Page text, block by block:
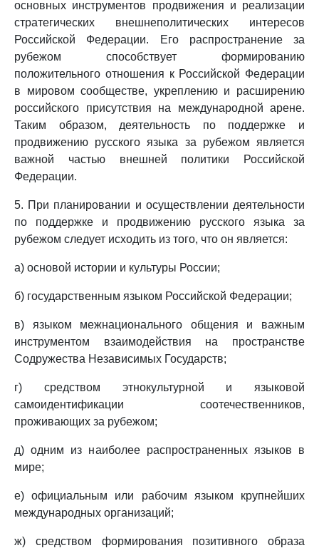
основных инструментов продвижения и реализации
стратегических внешнеполитических интересов
Российской Федерации. Его распространение за
рубежом способствует формированию
положительного отношения к Российской Федерации
в мировом сообществе, укреплению и расширению
российского присутствия на международной арене.
Таким образом, деятельность по поддержке и
продвижению русского языка за рубежом является
важной частью внешней политики Российской
Федерации.
5. При планировании и осуществлении деятельности
по поддержке и продвижению русского языка за
рубежом следует исходить из того, что он является:
а) основой истории и культуры России;
б) государственным языком Российской Федерации;
в) языком межнационального общения и важным
инструментом взаимодействия на пространстве
Содружества Независимых Государств;
г) средством этнокультурной и языковой
самоидентификации соотечественников,
проживающих за рубежом;
д) одним из наиболее распространенных языков в
мире;
е) официальным или рабочим языком крупнейших
международных организаций;
ж) средством формирования позитивного образа